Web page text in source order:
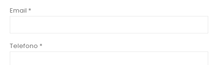
Email *
Telefono *